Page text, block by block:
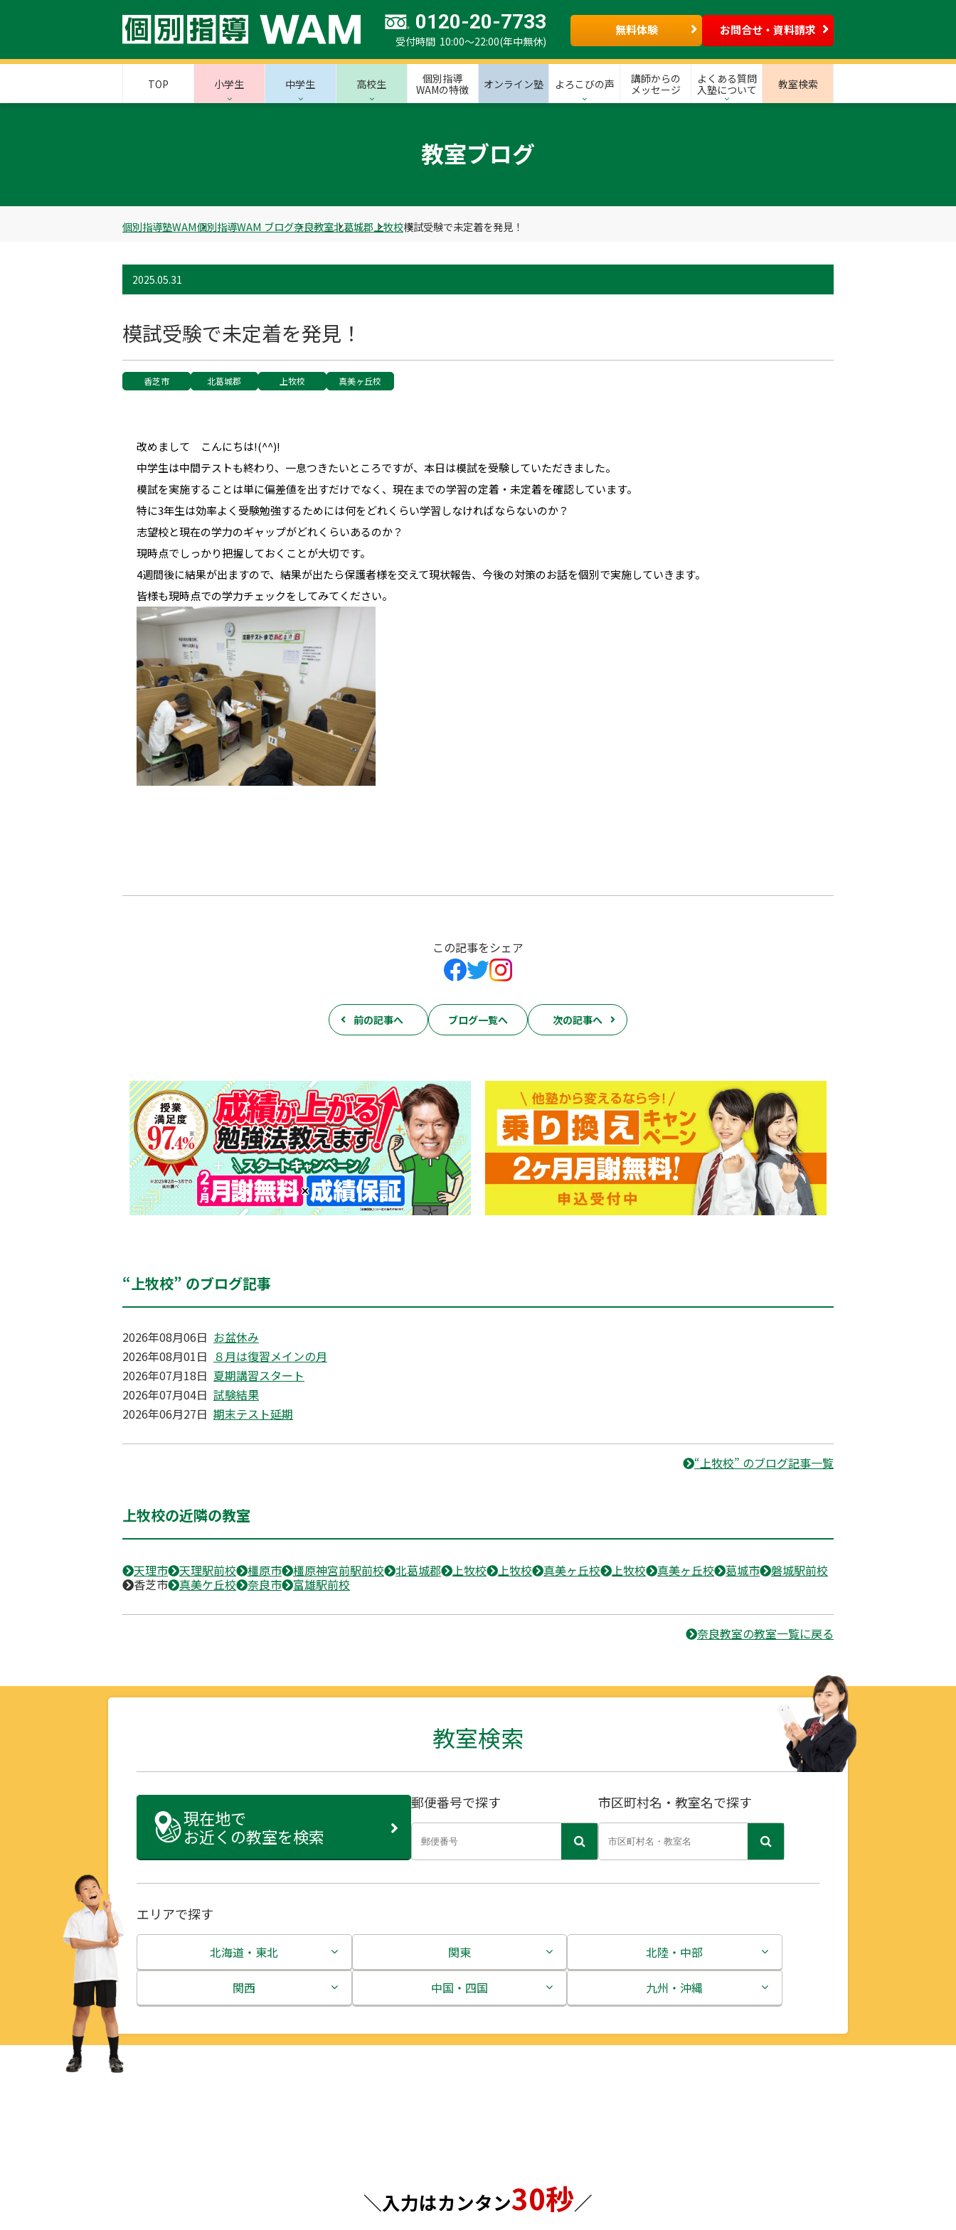
0120-20-7733
受付時間 10:00～22:00(年中無休)
無料体験 お問合せ・資料請求
TOP 小学生 中学生 高校生
個別指導
WAMの特徴
オンライン塾 よろこびの声
講師からの
メッセージ
よくある質問
入塾について
教室検索
教室ブログ
個別指導塾WAM個別指導WAM ブログ奈良教室北葛城郡 上牧校模試受験で未定着を発見！
2025.05.31
模試受験で未定着を発見！
香芝市 北葛城郡 上牧校 真美ヶ丘校
改めまして こんにちは!(^^)!
中学生は中間テストも終わり、一息つきたいところですが、本日は模試を受験していただきました。
模試を実施することは単に偏差値を出すだけでなく、現在までの学習の定着・未定着を確認しています。
特に3年生は効率よく受験勉強するためには何をどれくらい学習しなければならないのか？
志望校と現在の学力のギャップがどれくらいあるのか？
現時点でしっかり把握しておくことが大切です。
4週間後に結果が出ますので、結果が出たら保護者様を交えて現状報告、今後の対策のお話を個別で実施していきます。
皆様も現時点での学力チェックをしてみてください。
この記事をシェア
前の記事へ ブログ一覧へ 次の記事へ
“上牧校” のブログ記事
2026年08月06日 お盆休み
2026年08月01日 ８月は復習メインの月
2026年07月18日 夏期講習スタート
2026年07月04日 試験結果
2026年06月27日 期末テスト延期
“上牧校” のブログ記事一覧
上牧校の近隣の教室
天理市 天理駅前校 橿原市 橿原神宮前駅前校 北葛城郡 上牧校 上牧校 真美ヶ丘校 上牧校 真美ヶ丘校 葛城市
磐城駅前校
香芝市
真美ケ丘校 奈良市 富雄駅前校
奈良教室の教室一覧に戻る
教室検索
現在地で
お近くの教室を検索
郵便番号で探す 市区町村名・教室名で探す
エリアで探す
北海道・東北
北海道
関東
茨城県
神奈川県
北陸・中部
新潟県
関西
中国・四国
徳島県
九州・沖縄
＼入力はカンタン30秒／